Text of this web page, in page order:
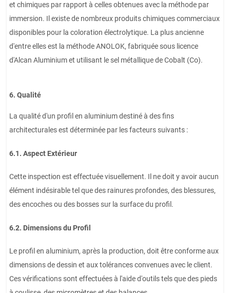
et chimiques par rapport à celles obtenues avec la méthode par
immersion. Il existe de nombreux produits chimiques commerciaux
disponibles pour la coloration électrolytique. La plus ancienne
d'entre elles est la méthode ANOLOK, fabriquée sous licence
d'Alcan Aluminium et utilisant le sel métallique de Cobalt (Co).
6. Qualité
La qualité d'un profil en aluminium destiné à des fins
architecturales est déterminée par les facteurs suivants :
6.1. Aspect Extérieur
Cette inspection est effectuée visuellement. Il ne doit y avoir aucun
élément indésirable tel que des rainures profondes, des blessures,
des encoches ou des bosses sur la surface du profil.
6.2. Dimensions du Profil
Le profil en aluminium, après la production, doit être conforme aux
dimensions de dessin et aux tolérances convenues avec le client.
Ces vérifications sont effectuées à l'aide d'outils tels que des pieds